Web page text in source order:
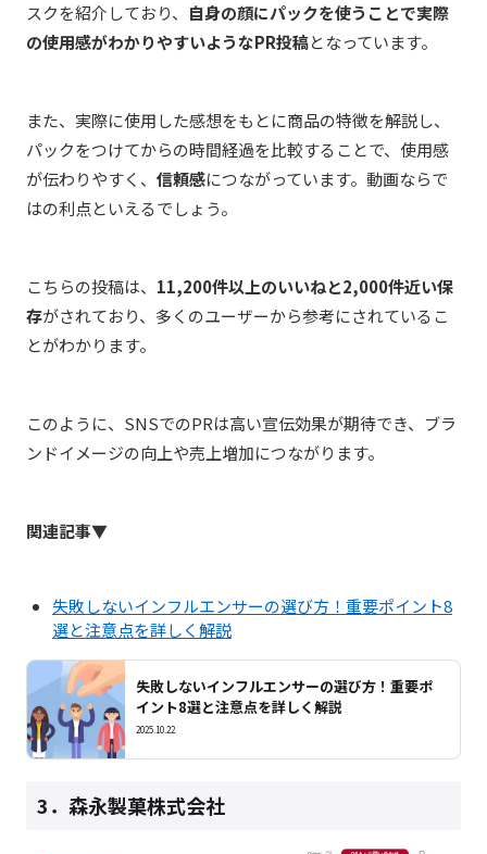
スクを紹介しており、 自身の顔にパックを使うことで実際
の使用感がわかりやすいようなPR投稿となっています。
また、実際に使用した感想をもとに商品の特徴を解説し、
パックをつけてからの時間経過を比較することで、使用感
が伝わりやすく、 信頼感につながっています。動画ならで
はの利点といえるでしょう。
こちらの投稿は、 11,200件以上のいいねと2,000件近い保
存がされており、多くのユーザーから参考にされているこ
とがわかります。
このように、SNSでのPRは高い宣伝効果が期待でき、ブラ
ンドイメージの向上や売上増加につながります。
関連記事▼
失敗しないインフルエンサーの選び方！重要ポイント8
選と注意点を詳しく解説
失敗しないインフルエンサーの選び方！重要ポ
イント8選と注意点を詳しく解説
2025.10.22
3．森永製菓株式会社